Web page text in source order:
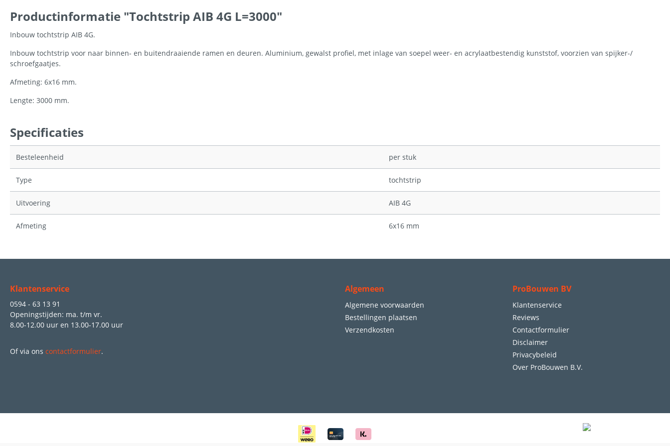
Productinformatie "Tochtstrip AIB 4G L=3000"
Inbouw tochtstrip AIB 4G.
Inbouw tochtstrip voor naar binnen- en buitendraaiende ramen en deuren. Aluminium, gewalst profiel, met inlage van soepel weer- en acrylaatbestendig kunststof, voorzien van spijker-/
schroefgaatjes.
Afmeting: 6x16 mm.
Lengte: 3000 mm.
Specificaties
Besteleenheid per stuk
Type tochtstrip
Uitvoering AIB 4G
Afmeting 6x16 mm
Klantenservice
0594 - 63 13 91
Openingstijden: ma. t/m vr.
8.00-12.00 uur en 13.00-17.00 uur
Of via ons contactformulier.
Algemeen
Algemene voorwaarden
Bestellingen plaatsen
Verzendkosten
ProBouwen BV
Klantenservice
Reviews
Contactformulier
Disclaimer
Privacybeleid
Over ProBouwen B.V.